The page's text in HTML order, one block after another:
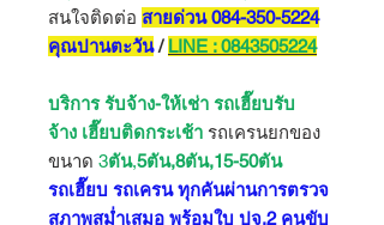
สนใจติดต่อ สายด่วน 084-350-5224
คุณปานตะวัน/ LINE : 0843505224
บริการ รับจ้าง-ให้เช่า รถเฮี๊ยบรับ
จ้าง เฮี๊ยบติดกระเช้า รถเครนยกของ
ขนาด 3ตัน,5ตัน,8ตัน,15-50ตัน
รถเฮี๊ยบ รถเครน ทุกคันผ่านการตรวจ
สภาพสม่ำเสมอ พร้อมใบ ปจ.2 คนขับ